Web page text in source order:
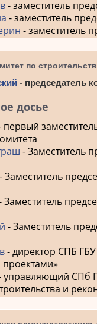
- заместитель
- заместитель
- заместитель
по
- председатель
досье
первый
- Заместитель
- Заместитель
- Заместитель
- директор СПБ
СПб
и